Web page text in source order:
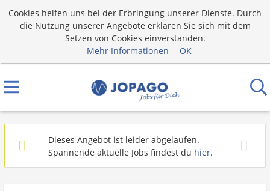
Cookies helfen uns bei der Erbringung unserer Dienste. Durch
die Nutzung unserer Angebote erklären Sie sich mit dem
Setzen von Cookies einverstanden.
Mehr Informationen
OK
Dieses Angebot ist leider abgelaufen.
Spannende aktuelle Jobs findest du hier.